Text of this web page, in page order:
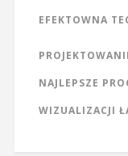
EFEKTOWNA
NAJLEPSZE
WIZUALIZACJI